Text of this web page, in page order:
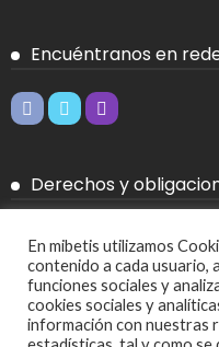
Encuéntranos en
Derechos y
Política de Cookies
Política de privacidad
En mibetis utilizamos
contenido a cada usuario,
funciones sociales y
cookies sociales y
información con nuestras